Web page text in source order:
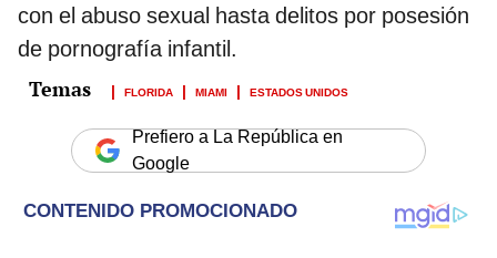
con el abuso sexual hasta delitos por posesión
de pornografía infantil.
FLORIDA MIAMI ESTADOS UNIDOS
Prefiero a La República en
Google